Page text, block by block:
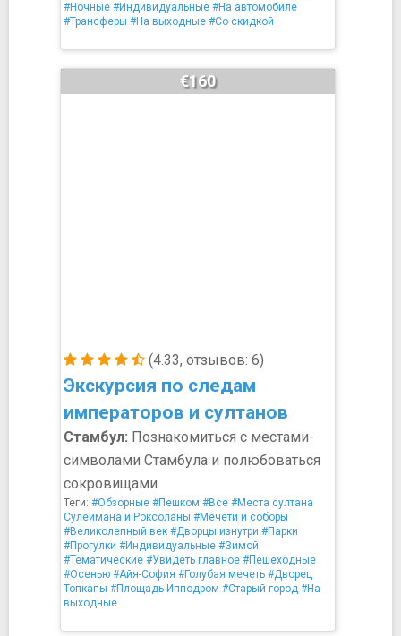
#Ночные #Индивидуальные #На автомобиле
#Трансферы #На выходные #Со скидкой
(4.33, отзывов: 6)
Экскурсия по следам
императоров и султанов
€160
Стамбул: Познакомиться с местами-
символами Стамбула и полюбоваться
сокровищами
Теги: #Обзорные #Пешком #Все #Места султана
Сулеймана и Роксоланы #Мечети и соборы
#Великолепный век #Дворцы изнутри #Парки
#Прогулки #Индивидуальные #Зимой
#Тематические #Увидеть главное #Пешеходные
#Осенью #Айя-София #Голубая мечеть #Дворец
Топкапы #Площадь Ипподром #Старый город #На
выходные